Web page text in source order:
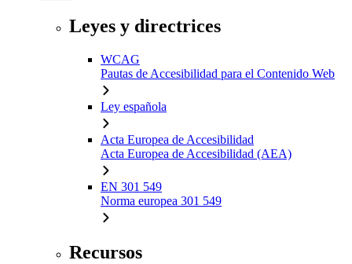
Leyes y directrices
WCAG
Pautas de Accesibilidad para el Contenido Web
Ley española
Acta Europea de Accesibilidad
Acta Europea de Accesibilidad (AEA)
EN 301 549
Norma europea 301 549
Recursos